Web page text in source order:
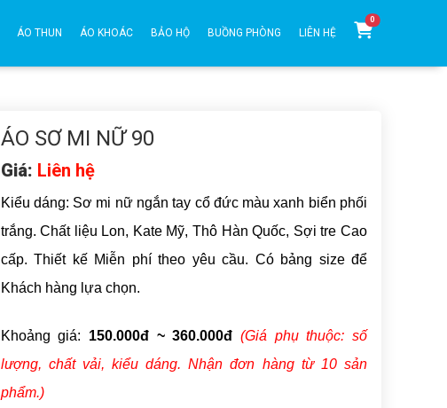
ÁO THUN ÁO KHOÁC BẢO HỘ BUỒNG PHÒNG LIÊN HỆ
0
ÁO SƠ MI NỮ 90
Giá: Liên hệ
Kiểu dáng: Sơ mi nữ ngắn tay cổ đức màu xanh biển phối
trắng. Chất liệu Lon, Kate Mỹ, Thô Hàn Quốc, Sợi treCao
cấp. Thiết kế Miễn phí theo yêu cầu. Có bảng size để
Khách hàng lựa chọn.
Khoảng giá: 150.000đ ~ 360.000đ (Giá phụ thuộc: số
lượng, chất vải, kiểu dáng. Nhận đơn hàng từ 10 sản
phẩm.)